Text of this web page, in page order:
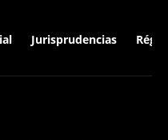
Jurisprudencias